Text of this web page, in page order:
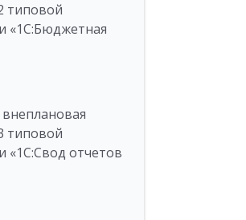
типовой
«1C:Бюджетная
типовой
«1C:Свод отчетов